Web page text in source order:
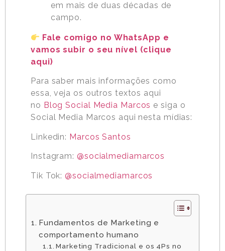
em mais de duas décadas de
campo.
Fale comigo no WhatsApp e
vamos subir o seu nível (clique
aqui)
Para saber mais informações como
essa, veja os outros textos aqui
no Blog Social Media Marcos e siga o
Social Media Marcos aqui nesta mídias:
Linkedin: Marcos Santos
Instagram: @socialmediamarcos
Tik Tok:@socialmediamarcos
Fundamentos de Marketing e
comportamento humano
Marketing Tradicional e os 4Ps no